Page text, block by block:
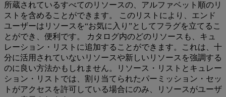
所蔵されているすべてのリソースの、アルファベット順のリ
ストを含めることができます。 このリストにより、エンド
ユーザーはリソースを“お気に入り”としてフラグを立てるこ
とができ、便利です。 カタログ内のどのリソースも、キュ
レーション・リストに追加することができます。これは、十
分に活用されていないリソースや新しいリソースを強調する
のに良い方法かもしれません。リソース・リストとキュレー
ション・リストでは、割り当てられたパーミッション・セッ
トがアクセスを許可している場合にのみ、リソースがユーザ